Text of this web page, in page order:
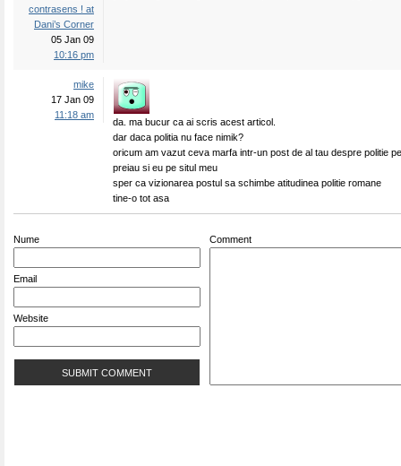
contrasens ! at
Dani’s Corner
05 Jan 09
10:16 pm
mike
17 Jan 09
11:18 am
da. ma bucur ca ai scris acest articol.
dar daca politia nu face nimik?
oricum am vazut ceva marfa intr-un post de al tau despre politie
preiau si eu pe situl meu
sper ca vizionarea postul sa schimbe atitudinea politie romane
tine-o tot asa
Nume
Email
Website
Comment